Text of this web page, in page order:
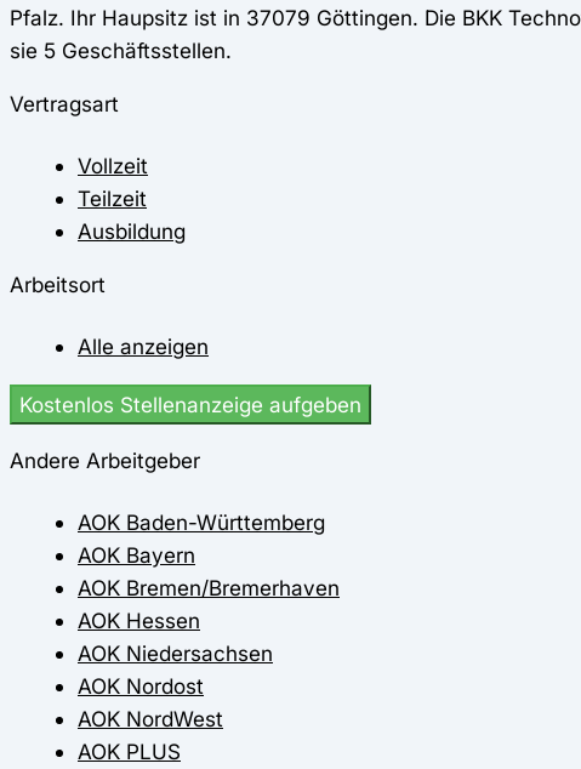
Pfalz. Ihr Haupsitz ist in 37079 Göttingen. Die BKK
sie 5 Geschäftsstellen.
Vertragsart
Vollzeit
Teilzeit
Ausbildung
Arbeitsort
Alle anzeigen
Kostenlos Stellenanzeige aufgeben
Andere Arbeitgeber
AOK Baden-Württemberg
AOK Bayern
AOK Bremen/Bremerhaven
AOK Hessen
AOK Niedersachsen
AOK Nordost
AOK NordWest
AOK PLUS